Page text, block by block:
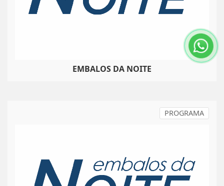
EMBALOS DA NOITE
PROGRAMA